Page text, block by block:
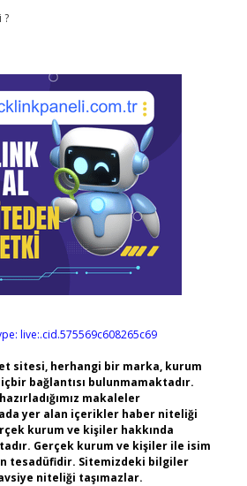
?
live:.cid.575569c608265c69
sitesi, herhangi bir marka, kurum
bağlantısı bulunmamaktadır.
makaleler
yer alan içerikler haber niteliği
kurum ve kişiler hakkında
Gerçek kurum ve kişiler ile isim
tesadüfidir. Sitemizdeki bilgiler
niteliği taşımazlar.